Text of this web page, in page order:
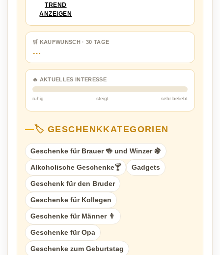
TREND
ANZEIGEN
🛒 KAUFWUNSCH · 30 TAGE
…
🔥 AKTUELLES INTERESSE
ruhig steigt sehr beliebt
🏷️ GESCHENKKATEGORIEN
Geschenke für Brauer 🍻 und Winzer 🍇
Alkoholische Geschenke🍸 Gadgets
Geschenk für den Bruder
Geschenke für Kollegen
Geschenke für Männer 👨
Geschenke für Opa
Geschenke zum Geburtstag